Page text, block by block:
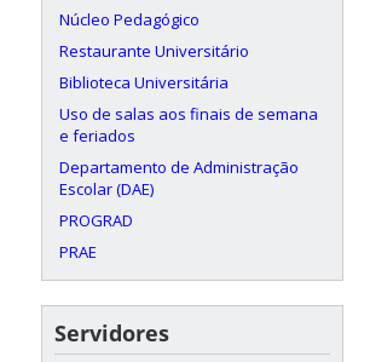
Núcleo Pedagógico
Restaurante Universitário
Biblioteca Universitária
Uso de salas aos finais de semana
e feriados
Departamento de Administração
Escolar (DAE)
PROGRAD
PRAE
Servidores